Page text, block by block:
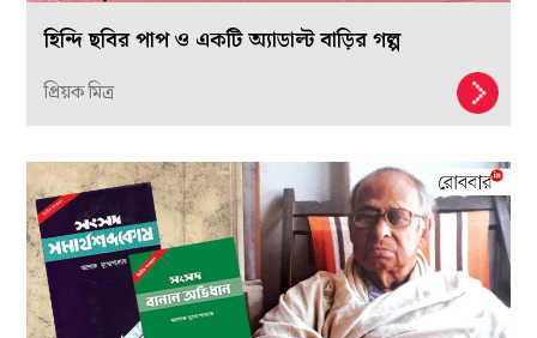
হিন্দি ছবির পাপ ও একটি অ্যাডাল্ট বাড়ির গল্প
প্রিয়ক মিত্র